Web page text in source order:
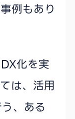
例もあり
化を実
は、活用
、ある